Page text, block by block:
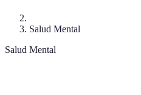
Salud Mental
Salud Mental